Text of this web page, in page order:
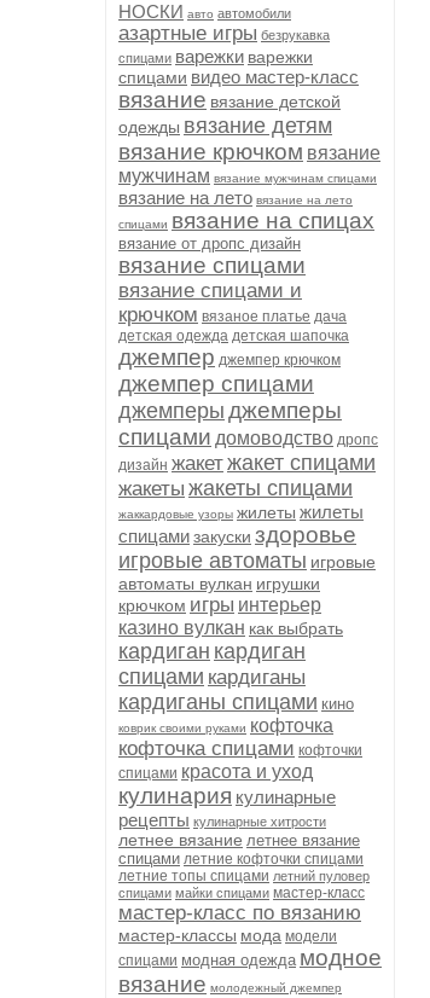
НОСКИ авто автомобили
азартные игры безрукавка
спицами варежки варежки
спицами видео мастер-класс
вязание вязание детской
одежды вязание детям
вязание крючком вязание
мужчинам вязание мужчинам спицами
вязание на лето вязание на лето
спицами вязание на спицах
вязание от дропс дизайн
вязание спицами
вязание спицами и
крючком вязаное платье дача
детская одежда детская шапочка
джемпер джемпер крючком
джемпер спицами
джемперы джемперы
спицами домоводство дропс
дизайн жакетжакет спицами
жакеты жакеты спицами
жаккардовые узоры жилеты жилеты
спицамизакуски здоровье
игровые автоматы игровые
автоматы вулкан игрушки
крючком игры интерьер
казино вулкан как выбрать
кардиган кардиган
спицами кардиганы
кардиганы спицами кино
коврик своими руками кофточка
кофточка спицами кофточки
спицами красота и уход
кулинария кулинарные
рецепты кулинарные хитрости
летнее вязание летнее вязание
спицами летние кофточки спицами
летние топы спицами летний пуловер
спицами майки спицами мастер-класс
мастер-класс по вязанию
мастер-классы мода модели
спицами модная одежда модное
вязание молодежный джемпер